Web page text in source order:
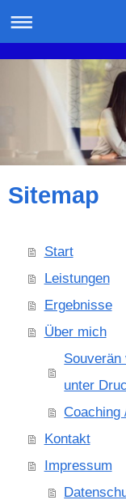
Sitemap
Start
Leistungen
Ergebnisse
Über mich
unter
Coaching
Kontakt
Impressum